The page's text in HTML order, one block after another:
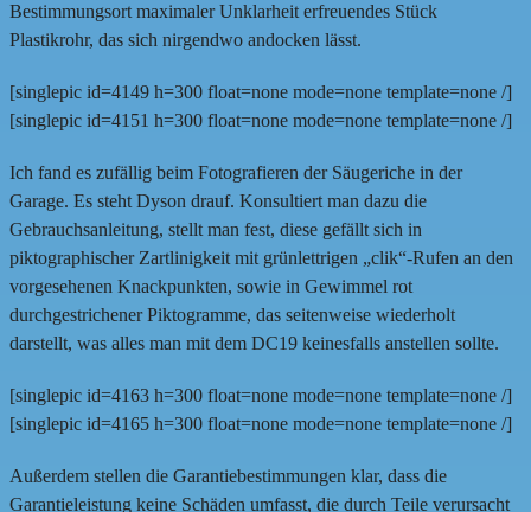
Bestimmungsort maximaler Unklarheit erfreuendes Stück
Plastikrohr, das sich nirgendwo andocken lässt.
[singlepic id=4149 h=300 float=none mode=none template=none /]
[singlepic id=4151 h=300 float=none mode=none template=none /]
Ich fand es zufällig beim Fotografieren der Säugeriche in der
Garage. Es steht Dyson drauf. Konsultiert man dazu die
Gebrauchsanleitung, stellt man fest, diese gefällt sich in
piktographischer Zartlinigkeit mit grünlettrigen „clik“-Rufen an den
vorgesehenen Knackpunkten, sowie in Gewimmel rot
durchgestrichener Piktogramme, das seitenweise wiederholt
darstellt, was alles man mit dem DC19 keinesfalls anstellen sollte.
[singlepic id=4163 h=300 float=none mode=none template=none /]
[singlepic id=4165 h=300 float=none mode=none template=none /]
Außerdem stellen die Garantiebestimmungen klar, dass die
Garantieleistung keine Schäden umfasst, die durch Teile verursacht